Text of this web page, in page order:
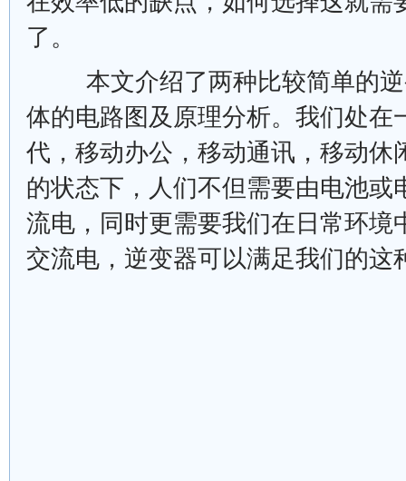
了。
本文介绍了两种比较简单的逆
体的电路图及原理分析。我们处在
代，移动办公，移动通讯，移动休
的状态下，人们不但需要由电池或
流电，同时更需要我们在日常环境
交流电，逆变器可以满足我们的这